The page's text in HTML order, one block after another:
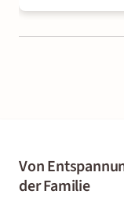
Von
der Familie